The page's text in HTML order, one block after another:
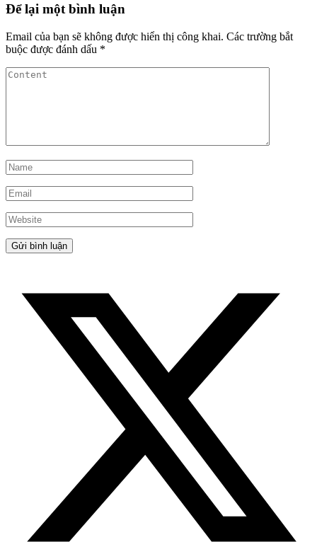
Để lại một bình luận
Email của bạn sẽ không được hiển thị công khai. Các trường bắt
buộc được đánh dấu *